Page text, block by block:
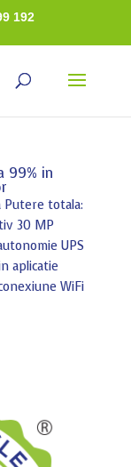
192
99% in
Putere totala:
30 MP
UPS
aplicatie
WiFi